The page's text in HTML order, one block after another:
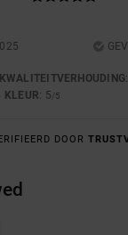
KLEUR: 5/5
DOOR